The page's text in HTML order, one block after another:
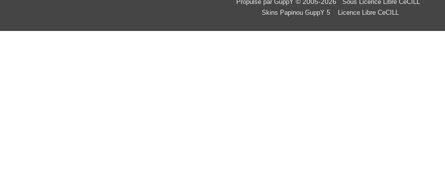
Propulsé par GuppY
Sous Licence Libre CeCILL
Skins Papinou GuppY 5
Licence Libre CeCILL